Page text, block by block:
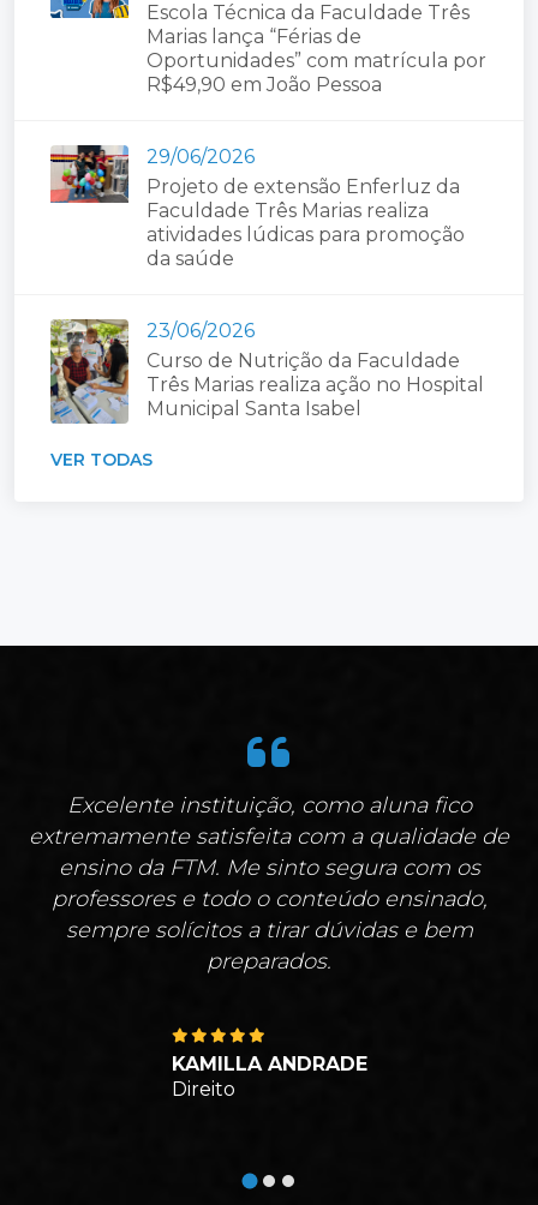
Escola Técnica da Faculdade Três
Marias lança “Férias de
Oportunidades” com matrícula por
R$49,90 em João Pessoa
29/06/2026
Projeto de extensão Enferluz da
Faculdade Três Marias realiza
atividades lúdicas para promoção
da saúde
23/06/2026
Curso de Nutrição da Faculdade
Três Marias realiza ação no Hospital
Municipal Santa Isabel
VER TODAS
Excelente instituição, como aluna fico
extremamente satisfeita com a qualidade de
ensino da FTM. Me sinto segura com os
professores e todo o conteúdo ensinado,
sempre solícitos a tirar dúvidas e bem
preparados.
KAMILLA ANDRADE
Direito